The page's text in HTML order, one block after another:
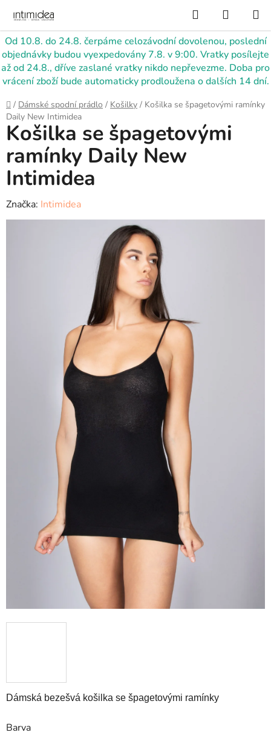
obsah
Od 10.8. do 24.8. čerpáme celozávodní dovolenou, poslední
objednávky budou vyexpedovány 7.8. v 9:00. Vratky posílejte
až od 24.8., dříve zaslané vratky nikdo nepřevezme. Doba pro
vrácení zboží bude automaticky prodloužena o dalších 14 dní.
Hledat
KOŠÍK
Domů
/ Dámské spodní prádlo / Košilky / Košilka se špagetovými ramínky
Daily New Intimidea
Dámská bezešvá košilka se špagetovými ramínky
Barva
Košilka se špagetovými
ramínky Daily New
Intimidea
Značka: Intimidea